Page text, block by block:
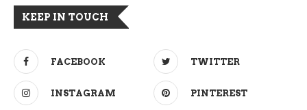
KEEP IN TOUCH
FACEBOOK TWITTER
INSTAGRAM PINTEREST